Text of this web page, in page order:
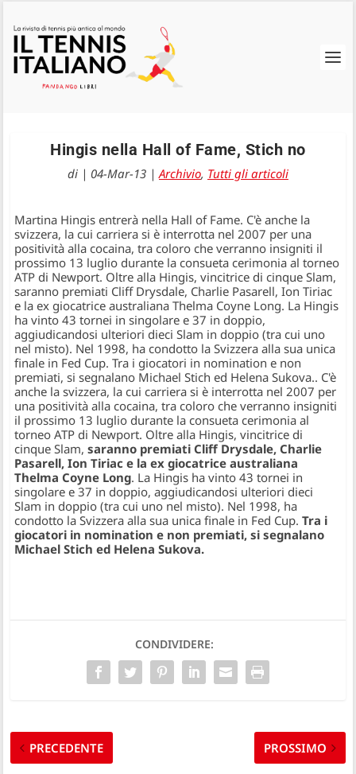
Hingis nella Hall of Fame, Stich no
di | 04-Mar-13 |Archivio, Tutti gli articoli
Martina Hingis entrerà nella Hall of Fame. C'è anche la
svizzera, la cui carriera si è interrotta nel 2007 per una
positività alla cocaina, tra coloro che verranno insigniti il
prossimo 13 luglio durante la consueta cerimonia al torneo
ATP di Newport. Oltre alla Hingis, vincitrice di cinque Slam,
saranno premiati Cliff Drysdale, Charlie Pasarell, Ion Tiriac
e la ex giocatrice australiana Thelma Coyne Long. La Hingis
ha vinto 43 tornei in singolare e 37 in doppio,
aggiudicandosi ulteriori dieci Slam in doppio (tra cui uno
nel misto). Nel 1998, ha condotto la Svizzera alla sua unica
finale in Fed Cup. Tra i giocatori in nomination e non
premiati, si segnalano Michael Stich ed Helena Sukova.. C'è
anche la svizzera, la cui carriera si è interrotta nel 2007 per
una positività alla cocaina, tra coloro che verranno insigniti
il prossimo 13 luglio durante la consueta cerimonia al
torneo ATP di Newport. Oltre alla Hingis, vincitrice di
cinque Slam,saranno premiati Cliff Drysdale, Charlie
Pasarell, Ion Tiriac e la ex giocatrice australiana
Thelma Coyne Long. La Hingis ha vinto 43 tornei in
singolare e 37 in doppio, aggiudicandosi ulteriori dieci
Slam in doppio (tra cui uno nel misto). Nel 1998, ha
condotto la Svizzera alla sua unica finale in Fed Cup.Tra i
giocatori in nomination e non premiati, si segnalano
Michael Stich ed Helena Sukova.
CONDIVIDERE:
PRECEDENTE PROSSIMO